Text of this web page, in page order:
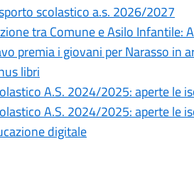
scolastico a.s. 2026/2027
tra Comune e Asilo Infantile:
premia i giovani per Narasso in
libri
A.S. 2024/2025: aperte le
A.S. 2024/2025: aperte le
digitale